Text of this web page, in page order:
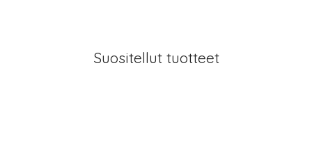
Suositellut tuotteet